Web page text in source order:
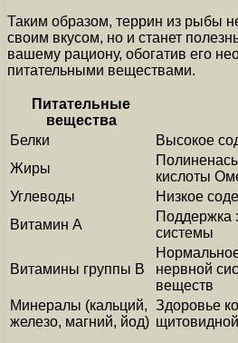
Таким образом, террин из рыбы
своим вкусом, но и станет
вашему рациону, обогатив его
питательными веществами.
Питательные
вещества
Белки
Высокое
Жиры
кислоты
Углеводы
Низкое
Витамин А
Поддержка
системы
Витамины группы В
нервной
веществ
Минералы (кальций,
железо, магний, йод)
Здоровье